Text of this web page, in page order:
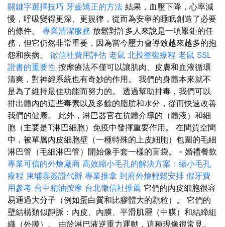
關鍵字選擇技巧 牙齒矯正的方法 結果，血壓下降，心率減
慢，呼吸變得更深、更規律，從而為安寧的睡眠創造了必要
的條件。 專業清潔服務 放鬆對許多人來說是一項艱鉅的任
務，但它仍然非常重要，因為當今壓力會導致越來越多的抱
怨和疾病。 徵信社費用評估 老鼠 北投整復療程 老鼠 SSL
證書的重要性 按摩療法不僅可以讓肌肉、皮膚和血液循環
清爽，對神經系統也有奇妙的作用。 我們的身體本來就不
是為了維持最佳功能而努力的。 透過幫助排毒，我們可以
排出體內的這些毒素以及多餘的脂肪和水分，從而快速改善
我們的健康。 此外，淋巴器官在抗體介導的（體液）和細
胞（主要是T淋巴細胞）免疫中發揮重要作用。 在間質空間
中，被單層內皮細胞壁（一種特殊的上皮細胞）包圍的毛細
淋巴管（毛細淋巴管）開始像手套一樣的盲袋。 - 婚禮餐飲
專業可信的外燴廠商 高效縮小毛孔的解決方案：縮小毛孔
療程 柬埔寨簽證代辦 專業推拿 到府外燴輕鬆安排 假牙費
用參考 台中精油按摩 台北徵信社推薦 它們的內皮細胞很容
易通過大分子（例如蛋白質和比膠體大的顆粒）。 它們的
壁結構類似靜脈：內皮、內膜、平滑肌層（中膜）和結締組
織（外膜）。 由於淋巴液逆重力運動，這種現像很常見。